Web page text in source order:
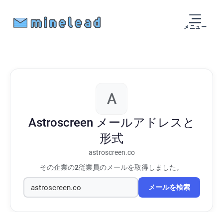
メニュー
A
Astroscreen メールアドレスと
形式
astroscreen.co
その企業の2従業員のメールを取得しました。
メールを検索